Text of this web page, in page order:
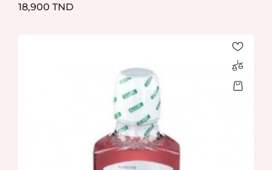
18,900 TNDPrix